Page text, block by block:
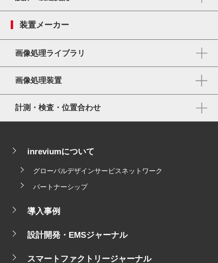
装置メーカー
画像処理ライブラリ
画像処理装置
計測・検査・位置合わせ
inreviumについて
グローバルデザインサービスネットワーク
パートナーシップ
導入事例
設計開発・EMSジャーナル
スマートファクトリージャーナル